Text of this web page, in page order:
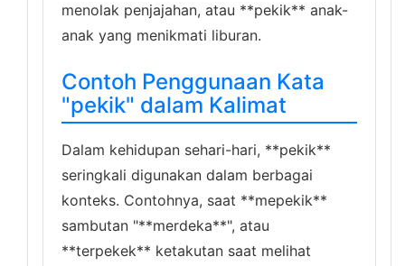
menolak penjajahan, atau **pekik** anak-
anak yang menikmati liburan.
Contoh Penggunaan Kata
"pekik" dalam Kalimat
Dalam kehidupan sehari-hari, **pekik**
seringkali digunakan dalam berbagai
konteks. Contohnya, saat **mepekik**
sambutan "**merdeka**", atau
**terpekek** ketakutan saat melihat